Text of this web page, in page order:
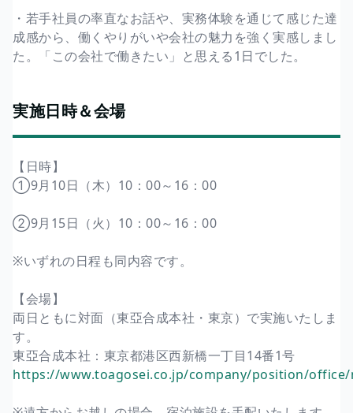
・若手社員の率直なお話や、実務体験を通じて感じた達
成感から、働くやりがいや会社の魅力を強く実感しまし
た。「この会社で働きたい」と思える1日でした。
実施日時＆会場
【日時】
①9月10日（木）10：00～16：00
②9月15日（火）10：00～16：00
※いずれの日程も同内容です。
【会場】
両日ともに対面（東亞合成本社・東京）で実施いたしま
す。
東亞合成本社：東京都港区西新橋一丁目14番1号
https://www.toagosei.co.jp/company/position/